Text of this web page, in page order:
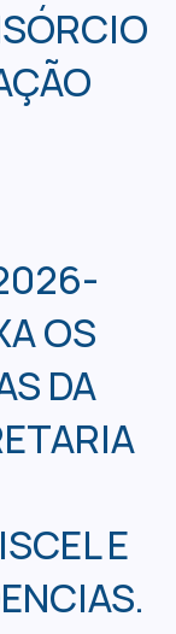
OS
DA
E